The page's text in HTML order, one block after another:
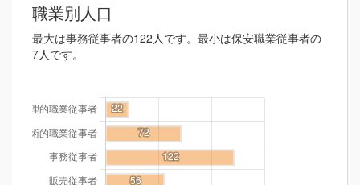
職業別人口
最大は事務従事者の122人です。最小は保安職業従事者の
7人です。